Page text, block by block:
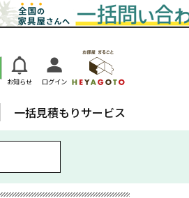
お知らせ ログイン
一括見積もりサービス